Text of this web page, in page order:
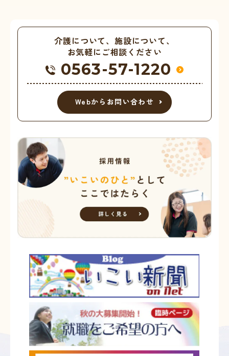
介護について、施設について、
お気軽にご相談ください
0563-57-1220
Webからお問い合わせ